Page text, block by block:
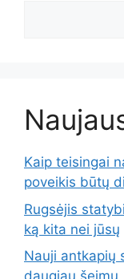
Kaip teisingai
poveikis būtų
Rugsėjis
ką kita nei jūsų
Nauji antkapių